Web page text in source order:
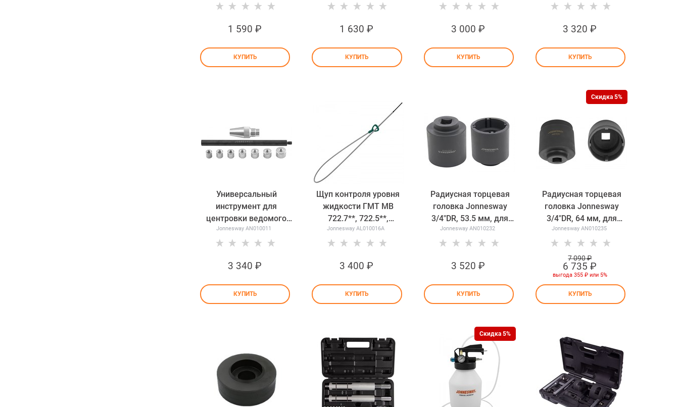
Jonnesway AI050079
1 590 ₽
КУПИТЬ
1 630 ₽
КУПИТЬ
3 000 ₽
КУПИТЬ
3 320 ₽
КУПИТЬ
Универсальный
инструмент для
центровки ведомого
диска сцепления
Jonnesway AN010011
Jonnesway AN010011
3 340 ₽
КУПИТЬ
Щуп контроля уровня
жидкости ГМТ МВ
722.7**, 722.5**,
оригинальный № 168 589
01 21 00 Jonnesway
Jonnesway AL010016A
3 400 ₽
КУПИТЬ
Радиусная торцевая
головка Jonnesway
3/4"DR, 53.5 мм, для
ремонта трансмиссии
автомобилей MAN
Jonnesway AN010232
3 520 ₽
КУПИТЬ
Радиусная торцевая
головка Jonnesway
3/4"DR, 64 мм, для
стопорной гайки
выходного вала 10-
ступенчатой
автоматической коробки
передач грузового а/м
SCANIA AN010235
Jonnesway AN010235
Скидка 5%
7 090 ₽
6 735 ₽
выгода 355 ₽или 5%
КУПИТЬ
Скидка 5%